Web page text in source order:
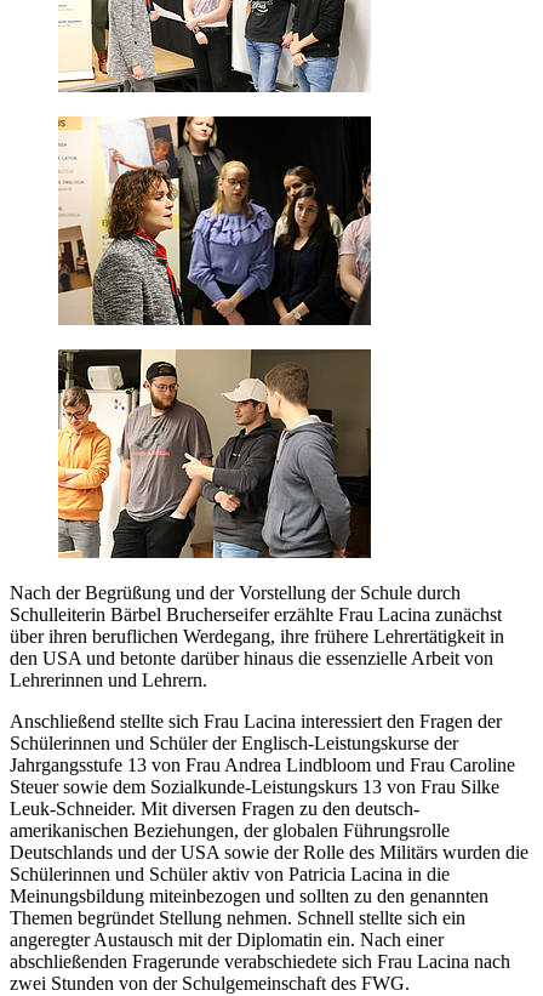
Nach der Begrüßung und der Vorstellung der Schule durch
Schulleiterin Bärbel Brucherseifer erzählte Frau Lacina zunächst
über ihren beruflichen Werdegang, ihre frühere Lehrertätigkeit in
den USA und betonte darüber hinaus die essenzielle Arbeit von
Lehrerinnen und Lehrern.
Anschließend stellte sich Frau Lacina interessiert den Fragen der
Schülerinnen und Schüler der Englisch-Leistungskurse der
Jahrgangsstufe 13 von Frau Andrea Lindbloom und Frau Caroline
Steuer sowie dem Sozialkunde-Leistungskurs 13 von Frau Silke
Leuk-Schneider. Mit diversen Fragen zu den deutsch-
amerikanischen Beziehungen, der globalen Führungsrolle
Deutschlands und der USA sowie der Rolle des Militärs wurden die
Schülerinnen und Schüler aktiv von Patricia Lacina in die
Meinungsbildung miteinbezogen und sollten zu den genannten
Themen begründet Stellung nehmen. Schnell stellte sich ein
angeregter Austausch mit der Diplomatin ein. Nach einer
abschließenden Fragerunde verabschiedete sich Frau Lacina nach
zwei Stunden von der Schulgemeinschaft des FWG.